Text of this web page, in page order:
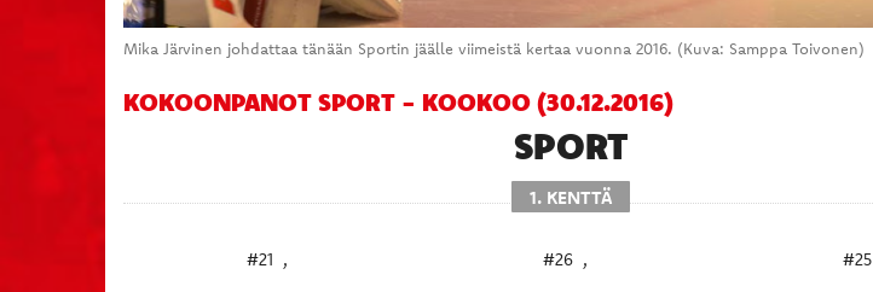
Mika Järvinen johdattaa tänään Sportin jäälle viimeistä kertaa vuonna 2016. (Kuva: Samppa Toivonen)
KOKOONPANOT SPORT - KOOKOO (30.12.2016)
SPORT
1. KENTTÄ
#21 , #26 , #25